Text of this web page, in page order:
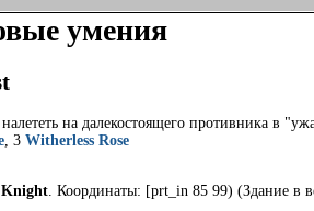
умения
на далекостоящего противника в
, 3 Witherless Rose
Knight. Координаты: [prt_in 85 99) (Здание в